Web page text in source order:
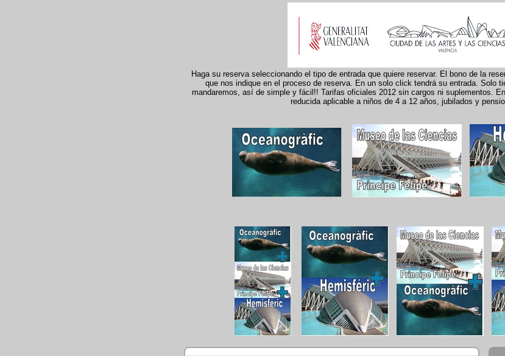
Haga su reserva seleccionando el tipo de entrada que quiere reservar. El bono de la
que nos indique en el proceso de reserva. En un solo click tendrá su entrada. Solo
mandaremos, así de simple y fácil!! Tarifas oficiales 2012 sin cargos ni suplementos.
reducida aplicable a niños de 4 a 12 años, jubilados y